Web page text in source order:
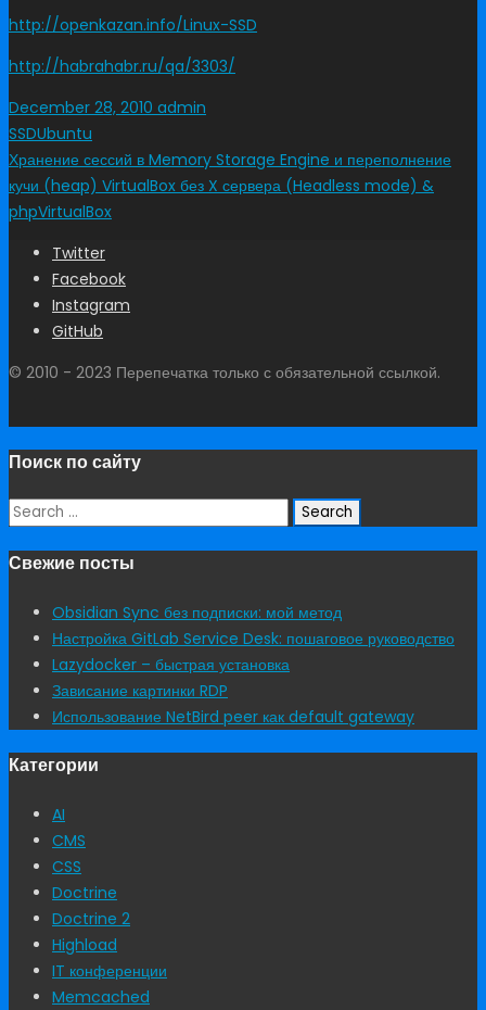
http://openkazan.info/Linux-SSD
http://habrahabr.ru/qa/3303/
December 28, 2010 admin
SSDUbuntu
Хранение сессий в Memory Storage Engine и переполнение
кучи (heap) VirtualBox без X сервера (Headless mode) &
phpVirtualBox
Twitter
Facebook
Instagram
GitHub
© 2010 - 2023 Перепечатка только с обязательной ссылкой.
Поиск по сайту
Search
Свежие посты
Obsidian Sync без подписки: мой метод
Настройка GitLab Service Desk: пошаговое руководство
Lazydocker – быстрая установка
Зависание картинки RDP
Использование NetBird peer как default gateway
Категории
AI
CMS
CSS
Doctrine
Doctrine 2
Highload
IT конференции
Memcached